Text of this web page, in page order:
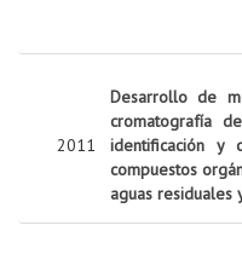
2011
Desarrollo de
cromatografía
identificación y
compuestos
aguas residuales